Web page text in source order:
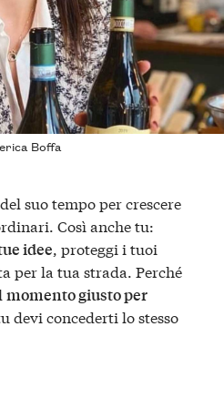
Boffa
suo tempo per crescere
Così anche tu:
idee, proteggi i tuoi
per la tua strada. Perché
momento giusto per
devi concederti lo stesso